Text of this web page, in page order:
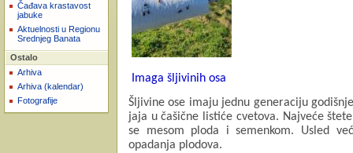
Čađava krastavost
jabuke
Aktuelnosti u Regionu
Srednjeg Banata
Ostalo
Arhiva
Arhiva (kalendar)
Fotografije
Imaga šljivinih osa
Šljivine ose imaju jednu generaciju
jaja u čašične listiće cvetova. Najveće
se mesom ploda i semenkom. Usled
opadanja plodova.